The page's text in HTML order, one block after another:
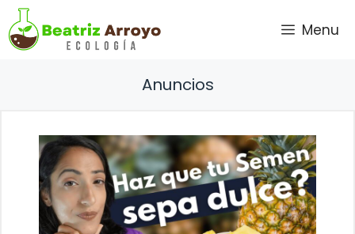
Saltar
al
contenido
Menu
Anuncios